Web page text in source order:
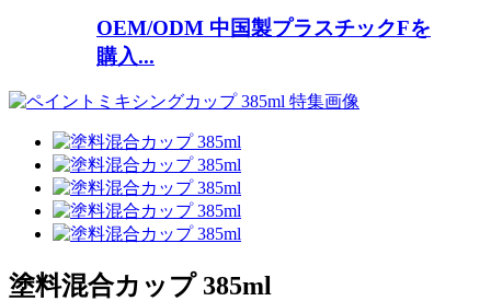
OEM/ODM 中国製プラスチックFを
購入...
塗料混合カップ 385ml